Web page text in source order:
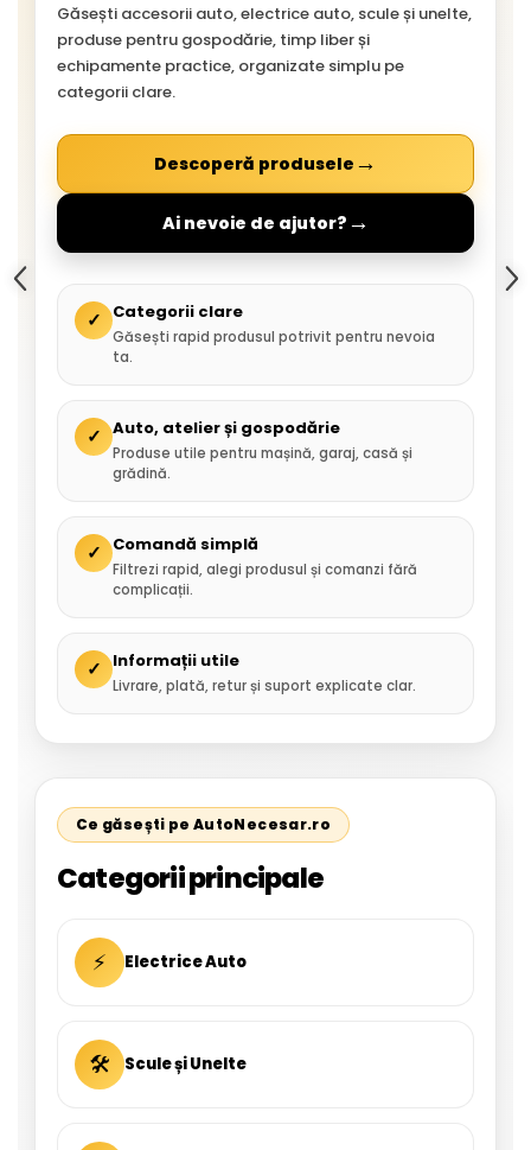
Găsești accesorii auto, electrice auto, scule și unelte,
produse pentru gospodărie, timp liber și
echipamente practice, organizate simplu pe
categorii clare.
Descoperă produsele →
Ai nevoie de ajutor? →
✓ Categorii clare
Găsești rapid produsul potrivit pentru nevoia
ta.
✓ Auto, atelier și gospodărie
Produse utile pentru mașină, garaj, casă și
grădină.
✓ Comandă simplă
Filtrezi rapid, alegi produsul și comanzi fără
complicații.
✓ Informații utile
Livrare, plată, retur și suport explicate clar.
Ce găsești pe AutoNecesar.ro
Categorii principale
⚡ Electrice Auto
🛠 Scule și Unelte